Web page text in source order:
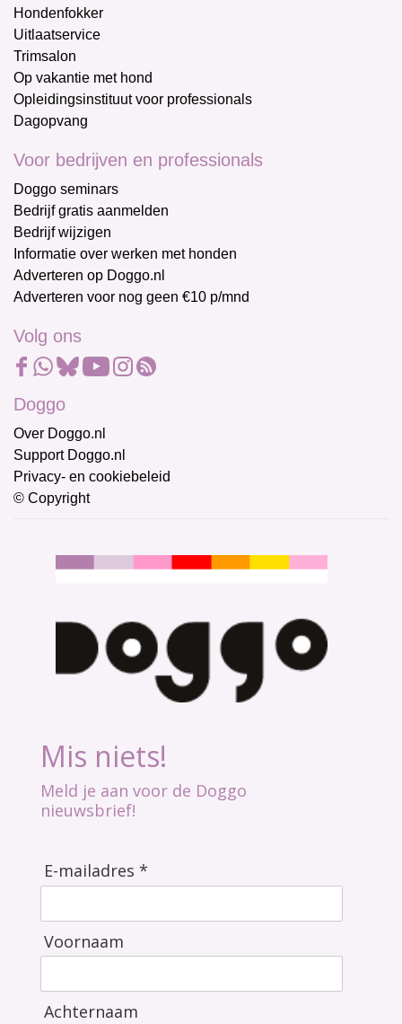
Hondenfokker
Uitlaatservice
Trimsalon
Op vakantie met hond
Opleidingsinstituut voor professionals
Dagopvang
Voor bedrijven en professionals
Doggo seminars
Bedrijf gratis aanmelden
Bedrijf wijzigen
Informatie over werken met honden
Adverteren op Doggo.nl
Adverteren voor nog geen €10 p/mnd
Volg ons
Doggo
Over Doggo.nl
Support Doggo.nl
Privacy- en cookiebeleid
© Copyright
Mis niets!
Meld je aan voor de Doggo
nieuwsbrief!
E-mailadres *
Voornaam
Achternaam